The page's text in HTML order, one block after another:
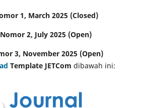
1, March 2025 (Closed)
2, July 2025 (Open)
3, November 2025 (Open)
Template JETCom dibawah ini: